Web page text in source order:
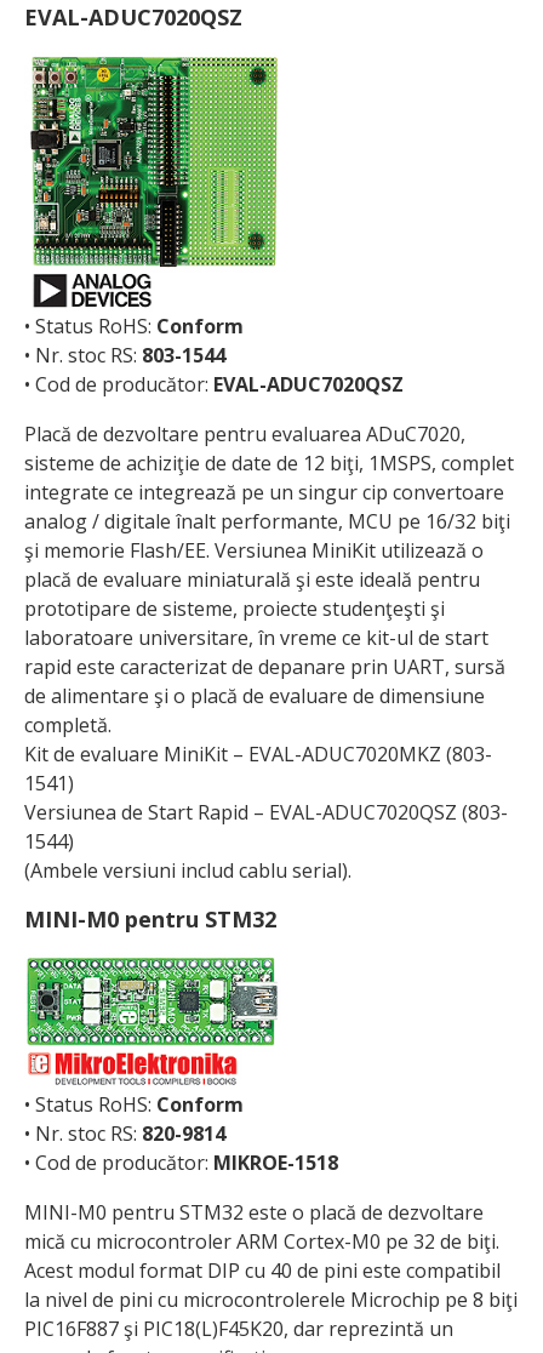
EVAL-ADUC7020QSZ
• Status RoHS: Conform
• Nr. stoc RS: 803-1544
• Cod de producător: EVAL-ADUC7020QSZ
Placă de dezvoltare pentru eva­luarea ADuC7020,
sisteme de achiziţie de date de 12 biţi, 1MSPS, complet
integrate ce integrează pe un singur cip convertoare
analog / digitale înalt performante, MCU pe 16/32 biţi
şi memorie Flash/EE. Versiunea MiniKit utilizează o
placă de evaluare miniaturală şi este ideală pentru
prototipare de sisteme, proiecte studenţeşti şi
laboratoare universitare, în vreme ce kit-ul de start
rapid este caracterizat de depanare prin UART, sursă
de alimentare şi o placă de evaluare de dimensiune
completă.
Kit de evaluare MiniKit – EVAL-ADUC7020MKZ (803-
1541)
Versiunea de Start Rapid – EVAL-ADUC7020QSZ (803-
1544)
(Ambele versiuni includ cablu serial).
MINI-M0 pentru STM32
• Status RoHS: Conform
• Nr. stoc RS: 820-9814
• Cod de producător: MIKROE-1518
MINI-M0 pentru STM32 este o placă de dezvoltare
mică cu microcontroler ARM Cortex-M0 pe 32 de biţi.
Acest modul format DIP cu 40 de pini este compatibil
la nivel de pini cu microcontrolerele Microchip pe 8 biţi
PIC16F887 şi PIC18(L)F45K20, dar reprezintă un